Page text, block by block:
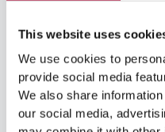
This website uses
We use cookies to
provide social media
We also share
our social media,
Unieke
Natuur:
komen
setting.
Adembenemende